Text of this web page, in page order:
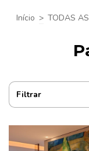
Início > TODAS
Filtrar